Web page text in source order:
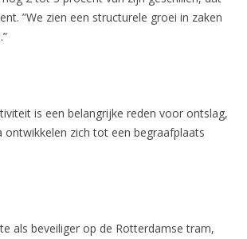
”We zien een structurele groei in zaken
is een belangrijke reden voor ontslag,
ontwikkelen zich tot een begraafplaats
als beveiliger op de Rotterdamse tram,